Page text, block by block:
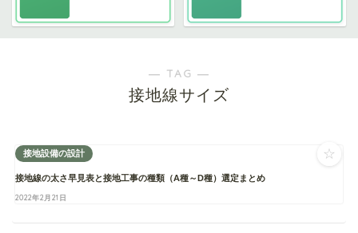
― TAG ―
接地線サイズ
接地設備の設計
接地線の太さ早見表と接地工事の種類（A種～D種）選定まとめ
2022年2月21日
☆